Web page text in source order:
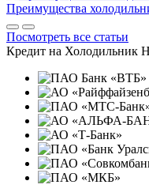
Преимущества
Посмотреть все статьи
Кредит на Холодильник